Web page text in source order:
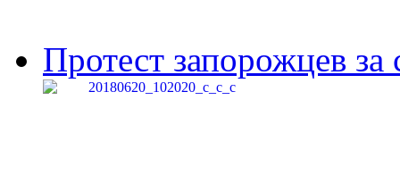
Протест запорожцев за